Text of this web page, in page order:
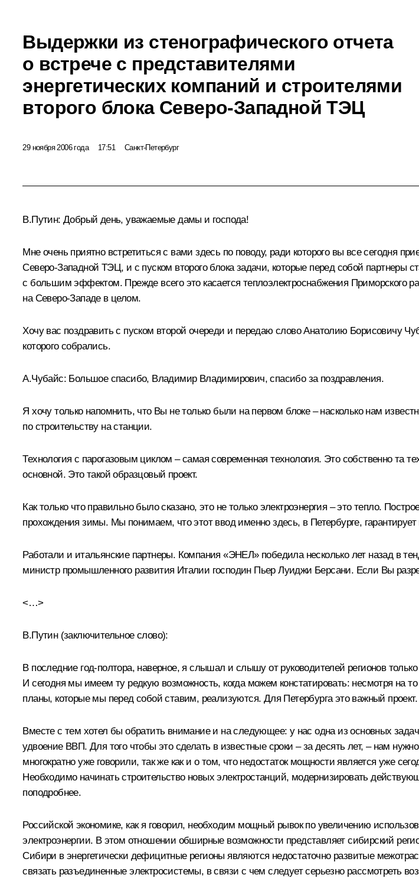
Выдержки из стенографического отчета
о встрече с представителями
энергетических компаний и строителями
второго блока Северо-Западной ТЭЦ
29 ноября 2006 года 17:51 Санкт-Петербург
В.Путин: Добрый день, уважаемые дамы и господа!
Мне очень приятно встретиться с вами здесь по поводу, ради которого вы все сегодня
Северо-Западной ТЭЦ, и с пуском второго блока задачи, которые перед собой
с большим эффектом. Прежде всего это касается теплоэлектроснабжения Приморского
на Северо-Западе в целом.
Хочу вас поздравить с пуском второй очереди и передаю слово Анатолию Борисовичу
которого собрались.
А.Чубайс: Большое спасибо, Владимир Владимирович, спасибо за поздравления.
Я хочу только напомнить, что Вы не только были на первом блоке – насколько нам
по строительству на станции.
Технология с парогазовым циклом – самая современная технология. Это собственно та
основной. Это такой образцовый проект.
Как только что правильно было сказано, это не только электроэнергия – это тепло.
прохождения зимы. Мы понимаем, что этот ввод именно здесь, в Петербурге,
Работали и итальянские партнеры. Компания «ЭНЕЛ» победила несколько лет назад в
министр промышленного развития Италии господин Пьер Луиджи Берсани. Если Вы
<…>
В.Путин (заключительное слово):
В последние год-полтора, наверное, я слышал и слышу от руководителей регионов
И сегодня мы имеем ту редкую возможность, когда можем констатировать: несмотря на
планы, которые мы перед собой ставим, реализуются. Для Петербурга это важный проект.
Вместе с тем хотел бы обратить внимание и на следующее: у нас одна из основных
удвоение ВВП. Для того чтобы это сделать в известные сроки – за десять лет, – нам
многократно уже говорили, так же как и о том, что недостаток мощности является уже
Необходимо начинать строительство новых электростанций, модернизировать
поподробнее.
Российской экономике, как я говорил, необходим мощный рывок по увеличению
электроэнергии. В этом отношении обширные возможности представляет сибирский
Сибири в энергетически дефицитные регионы являются недостаточно развитые
связать разъединенные электросистемы, в связи с чем следует серьезно рассмотреть